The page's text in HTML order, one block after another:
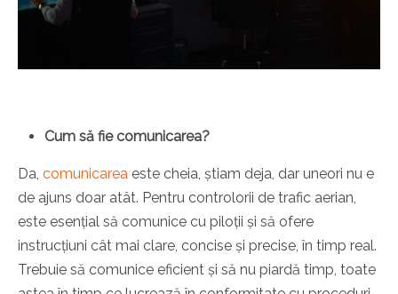
Cum să fie comunicarea?
Da, comunicarea este cheia, știam deja, dar uneori nu e
de ajuns doar atât. Pentru controlorii de trafic aerian,
este esențial să comunice cu piloții și să ofere
instrucțiuni cât mai clare, concise și precise, în timp real.
Trebuie să comunice eficient și să nu piardă timp, toate